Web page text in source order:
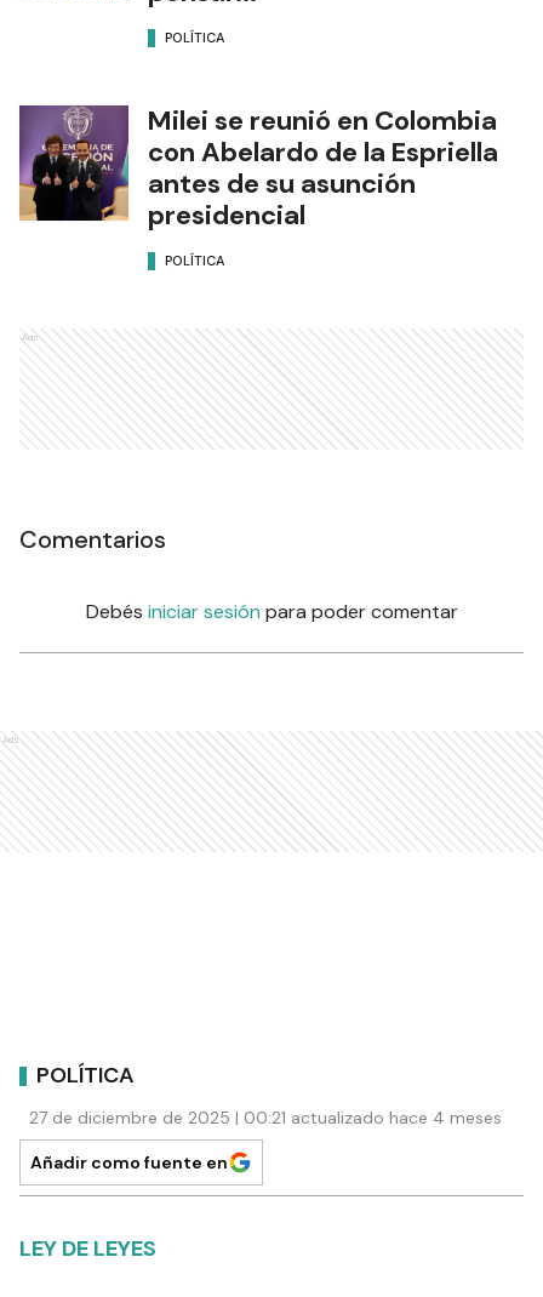
POLÍTICA
Milei se reunió en Colombia
con Abelardo de la Espriella
antes de su asunción
presidencial
POLÍTICA
Ads
Comentarios
Debés iniciar sesión para poder comentar
Ads
POLÍTICA
27 de diciembre de 2025 | 00:21 actualizado hace 4 meses
Añadir como fuente en
LEY DE LEYES